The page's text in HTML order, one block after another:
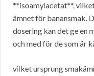
**isoamylacetat**,
ämnet för banansmak.
dosering kan det ge en
och med för de som är
vilket ursprung